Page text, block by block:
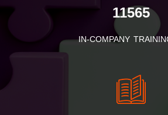
11565
IN-COMPANY